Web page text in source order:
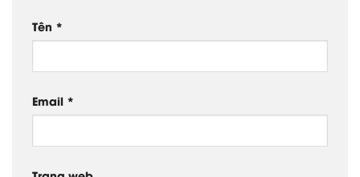
Tên *
Email *